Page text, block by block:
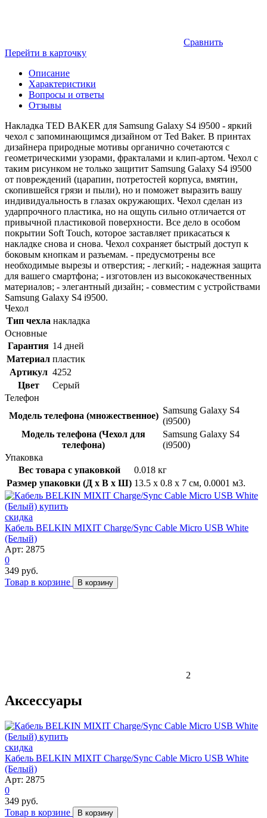
Сравнить
Перейти в карточку
Описание
Характеристики
Вопросы и ответы
Отзывы
Накладка TED BAKER для Samsung Galaxy S4 i9500 - яркий
чехол с запоминающимся дизайном от Ted Baker. В принтах
дизайнера природные мотивы органично сочетаются с
геометрическими узорами, фракталами и клип-артом. Чехол с
таким рисунком не только защитит Samsung Galaxy S4 i9500
от повреждений (царапин, потретостей корпуса, вмятин,
скопившейся грязи и пыли), но и поможет выразить вашу
индивидуальность в глазах окружающих. Чехол сделан из
ударпрочного пластика, но на ощупь сильно отличается от
привычной пластиковой поверхности. Все дело в особом
покрытии Soft Touch, которое заставляет прикасаться к
накладке снова и снова. Чехол сохраняет быстрый доступ к
боковым кнопкам и разъемам. - предусмотрены все
необходимые вырезы и отверстия; - легкий; - надежная защита
для вашего смартфона; - изготовлен из высококачественных
материалов; - элегантный дизайн; - совместим с устройствами
Samsung Galaxy S4 i9500.
Чехол
Тип чехла накладка
Основные
Гарантия 14 дней
Материал пластик
Артикул 4252
Цвет
Серый
Телефон
Модель телефона (множественное)
Samsung Galaxy S4
(i9500)
Модель телефона (Чехол для
телефона)
Samsung Galaxy S4
(i9500)
Упаковка
Вес товара с упаковкой
0.018 кг
Размер упаковки (Д x В x Ш) 13.5 x 0.8 x 7 см, 0.0001 м3.
скидка
Кабель BELKIN MIXIT Charge/Sync Cable Micro USB White
(Белый)
Арт: 2875
0
349 руб.
Товар в корзине
В корзину
2
Аксессуары
скидка
Кабель BELKIN MIXIT Charge/Sync Cable Micro USB White
(Белый)
Арт: 2875
0
349 руб.
Товар в корзине
В корзину